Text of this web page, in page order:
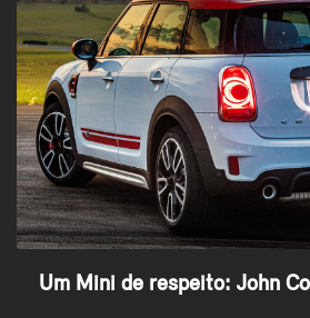
Um Mini de respeito: John